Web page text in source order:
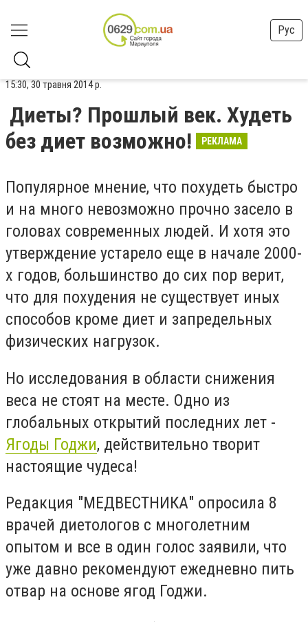
Рус
15:30, 30 травня 2014 р.
Диеты? Прошлый век. Худеть
без диет возможно!
РЕКЛАМА
Популярное мнение, что похудеть быстро
и на много невозможно прочно засело в
головах современных людей. И хотя это
утверждение устарело еще в начале 2000-
х годов, большинство до сих пор верит,
что для похудения не существует иных
способов кроме диет и запредельных
физических нагрузок.
Но исследования в области снижения
веса не стоят на месте. Одно из
глобальных открытий последних лет -
Ягоды Годжи, действительно творит
настоящие чудеса!
Редакция "МЕДВЕСТНИКА" опросила 8
врачей диетологов с многолетним
опытом и все в один голос заявили, что
уже давно рекомендуют ежедневно пить
отвар на основе ягод Годжи.